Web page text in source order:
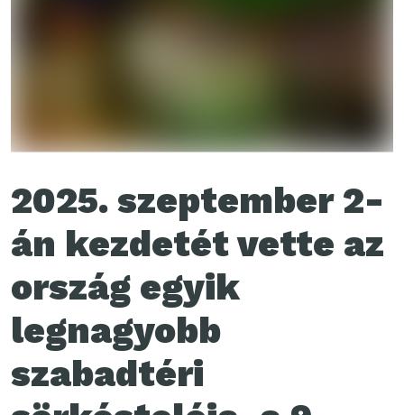
2025. szeptember 2-
án kezdetét vette az
ország egyik
legnagyobb
szabadtéri